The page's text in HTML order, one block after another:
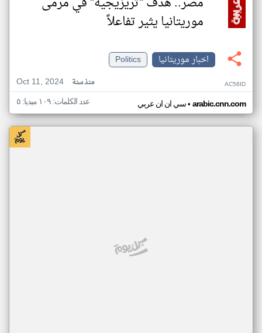
موريتانيا يثير تفاعلاً
اخبار موريتانيا
Politics
Oct 11, 2024
منذ سنة AC58ID
سي ان ان عربي• arabic.cnn.com عدد الكلمات: ١٠٩ ميديا: ٥